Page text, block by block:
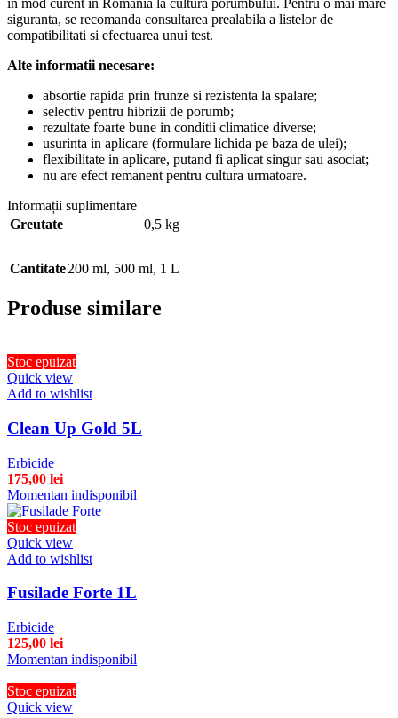
in mod curent in Romania la cultura porumbului. Pentru o mai mare
siguranta, se recomanda consultarea prealabila a listelor de
compatibilitati si efectuarea unui test.
Alte informatii necesare:
absortie rapida prin frunze si rezistenta la spalare;
selectiv pentru hibrizii de porumb;
rezultate foarte bune in conditii climatice diverse;
usurinta in aplicare (formulare lichida pe baza de ulei);
flexibilitate in aplicare, putand fi aplicat singur sau asociat;
nu are efect remanent pentru cultura urmatoare.
Informații suplimentare
Greutate
0,5 kg
Cantitate200 ml, 500 ml, 1 L
Produse similare
Stoc epuizat
Quick view
Add to wishlist
Clean Up Gold 5L
Erbicide
175,00 lei
Momentan indisponibil
Stoc epuizat
Quick view
Add to wishlist
Fusilade Forte 1L
Erbicide
125,00 lei
Momentan indisponibil
Stoc epuizat
Quick view